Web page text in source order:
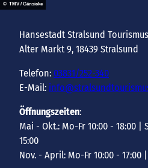
© TMV / Gänsicke
Hansestadt Stralsund
Alter Markt 9, 18439 Stralsund
Telefon: 03831/252-340
E-Mail:
Öffnungszeiten:
Mai - Okt.: Mo-Fr 10:00 - 18:00 |
15:00
Nov. - April: Mo-Fr 10:00 - 17:00